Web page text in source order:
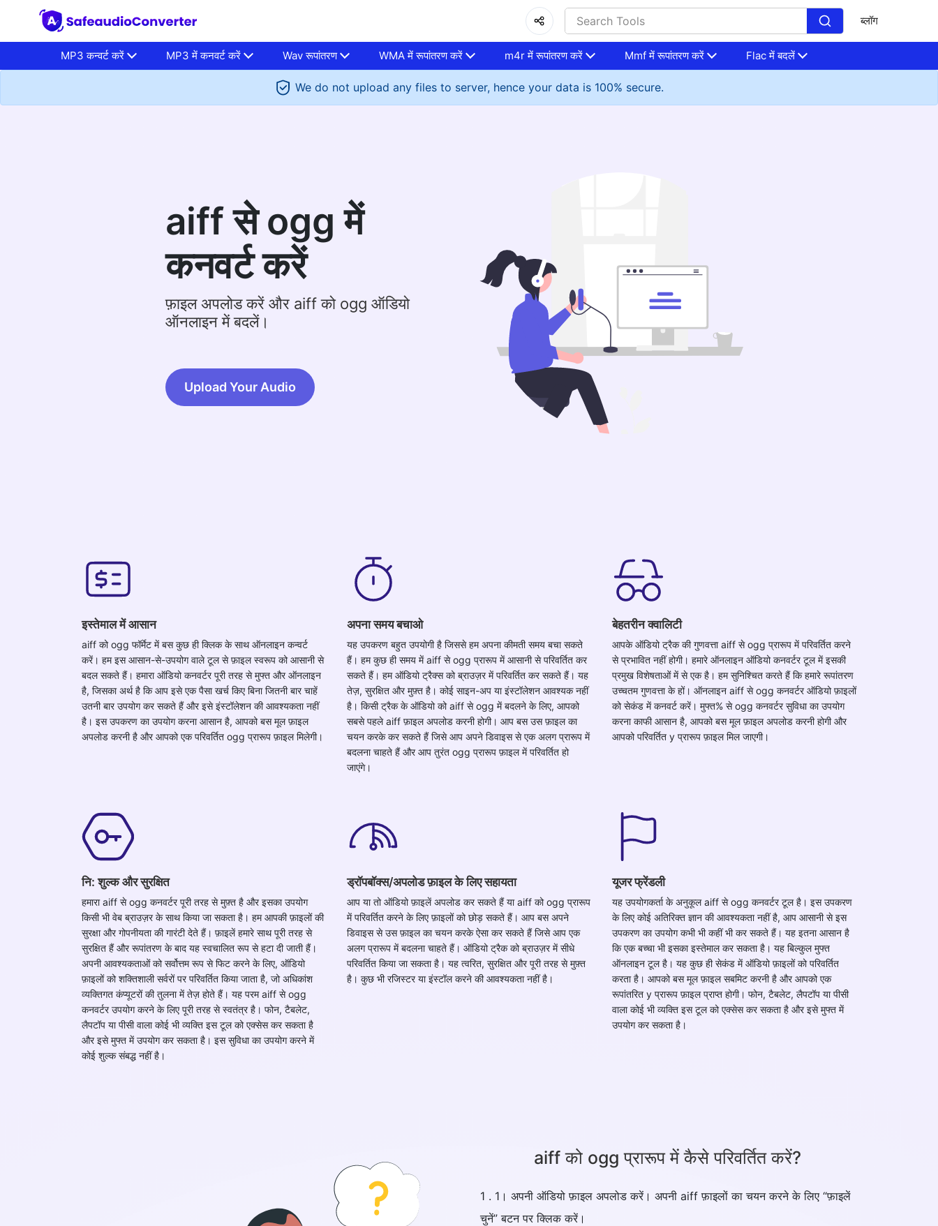
ब्लॉग
MP3 कन्वर्ट करें MP3 में कनवर्ट करें Wav रूपांतरण WMA में रूपांतरण करें m4r में रूपांतरण करें Mmf में रूपांतरण करें Flac में बदलें
We do not upload any files to server, hence your data is 100% secure.
aiff से ogg में
कनवर्ट करें
फ़ाइल अपलोड करें और aiff को ogg ऑडियो
ऑनलाइन में बदलें।
Upload Your Audio
इस्तेमाल में आसान
aiff को ogg फॉर्मेट में बस कुछ ही क्लिक के साथ ऑनलाइन कन्वर्ट
करें। हम इस आसान-से-उपयोग वाले टूल से फ़ाइल स्वरूप को आसानी से
बदल सकते हैं। हमारा ऑडियो कनवर्टर पूरी तरह से मुफ्त और ऑनलाइन
है, जिसका अर्थ है कि आप इसे एक पैसा खर्च किए बिना जितनी बार चाहें
उतनी बार उपयोग कर सकते हैं और इसे इंस्टॉलेशन की आवश्यकता नहीं
है। इस उपकरण का उपयोग करना आसान है, आपको बस मूल फ़ाइल
अपलोड करनी है और आपको एक परिवर्तित ogg प्रारूप फ़ाइल मिलेगी।
अपना समय बचाओ
यह उपकरण बहुत उपयोगी है जिससे हम अपना कीमती समय बचा सकते
हैं। हम कुछ ही समय में aiff से ogg प्रारूप में आसानी से परिवर्तित कर
सकते हैं। हम ऑडियो ट्रैक्स को ब्राउज़र में परिवर्तित कर सकते हैं। यह
तेज़, सुरक्षित और मुफ़्त है। कोई साइन-अप या इंस्टॉलेशन आवश्यक नहीं
है। किसी ट्रैक के ऑडियो को aiff से ogg में बदलने के लिए, आपको
सबसे पहले aiff फ़ाइल अपलोड करनी होगी। आप बस उस फ़ाइल का
चयन करके कर सकते हैं जिसे आप अपने डिवाइस से एक अलग प्रारूप में
बदलना चाहते हैं और आप तुरंत ogg प्रारूप फ़ाइल में परिवर्तित हो
जाएंगे।
बेहतरीन क्वालिटी
आपके ऑडियो ट्रैक की गुणवत्ता aiff से ogg प्रारूप में परिवर्तित करने
से प्रभावित नहीं होगी। हमारे ऑनलाइन ऑडियो कनवर्टर टूल में इसकी
प्रमुख विशेषताओं में से एक है। हम सुनिश्चित करते हैं कि हमारे रूपांतरण
उच्चतम गुणवत्ता के हों। ऑनलाइन aiff से ogg कनवर्टर ऑडियो फ़ाइलों
को सेकंड में कनवर्ट करें। मुफ्त% से ogg कनवर्टर सुविधा का उपयोग
करना काफी आसान है, आपको बस मूल फ़ाइल अपलोड करनी होगी और
आपको परिवर्तित y प्रारूप फ़ाइल मिल जाएगी।
नि: शुल्क और सुरक्षित
हमारा aiff से ogg कनवर्टर पूरी तरह से मुफ़्त है और इसका उपयोग
किसी भी वेब ब्राउज़र के साथ किया जा सकता है। हम आपकी फ़ाइलों की
सुरक्षा और गोपनीयता की गारंटी देते हैं। फ़ाइलें हमारे साथ पूरी तरह से
सुरक्षित हैं और रूपांतरण के बाद यह स्वचालित रूप से हटा दी जाती हैं।
अपनी आवश्यकताओं को सर्वोत्तम रूप से फिट करने के लिए, ऑडियो
फ़ाइलों को शक्तिशाली सर्वरों पर परिवर्तित किया जाता है, जो अधिकांश
व्यक्तिगत कंप्यूटरों की तुलना में तेज़ होते हैं। यह परम aiff से ogg
कनवर्टर उपयोग करने के लिए पूरी तरह से स्वतंत्र है। फोन, टैबलेट,
लैपटॉप या पीसी वाला कोई भी व्यक्ति इस टूल को एक्सेस कर सकता है
और इसे मुफ्त में उपयोग कर सकता है। इस सुविधा का उपयोग करने में
कोई शुल्क संबद्ध नहीं है।
ड्रॉपबॉक्स/अपलोड फ़ाइल के लिए सहायता
आप या तो ऑडियो फ़ाइलें अपलोड कर सकते हैं या aiff को ogg प्रारूप
में परिवर्तित करने के लिए फ़ाइलों को छोड़ सकते हैं। आप बस अपने
डिवाइस से उस फ़ाइल का चयन करके ऐसा कर सकते हैं जिसे आप एक
अलग प्रारूप में बदलना चाहते हैं। ऑडियो ट्रैक को ब्राउज़र में सीधे
परिवर्तित किया जा सकता है। यह त्वरित, सुरक्षित और पूरी तरह से मुफ़्त
है। कुछ भी रजिस्टर या इंस्टॉल करने की आवश्यकता नहीं है।
यूजर फ्रेंडली
यह उपयोगकर्ता के अनुकूल aiff से ogg कनवर्टर टूल है। इस उपकरण
के लिए कोई अतिरिक्त ज्ञान की आवश्यकता नहीं है, आप आसानी से इस
उपकरण का उपयोग कभी भी कहीं भी कर सकते हैं। यह इतना आसान है
कि एक बच्चा भी इसका इस्तेमाल कर सकता है। यह बिल्कुल मुफ्त
ऑनलाइन टूल है। यह कुछ ही सेकंड में ऑडियो फ़ाइलों को परिवर्तित
करता है। आपको बस मूल फ़ाइल सबमिट करनी है और आपको एक
रूपांतरित y प्रारूप फ़ाइल प्राप्त होगी। फोन, टैबलेट, लैपटॉप या पीसी
वाला कोई भी व्यक्ति इस टूल को एक्सेस कर सकता है और इसे मुफ्त में
उपयोग कर सकता है।
aiff को ogg प्रारूप में कैसे परिवर्तित करें?
1 . 1। अपनी ऑडियो फ़ाइल अपलोड करें। अपनी aiff फ़ाइलों का चयन करने के लिए “फ़ाइलें
चुनें” बटन पर क्लिक करें।